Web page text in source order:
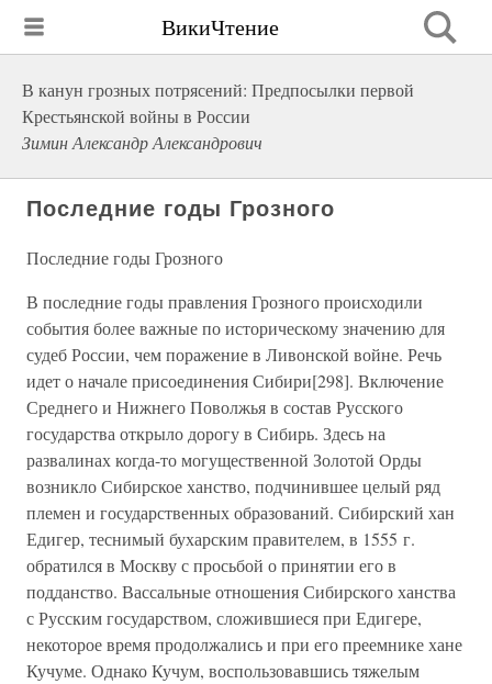
ВикиЧтение
В канун грозных потрясений: Предпосылки первой
Крестьянской войны в России
Зимин Александр Александрович
Последние годы Грозного
Последние годы Грозного
В последние годы правления Грозного происходили
события более важные по историческому значению для
судеб России, чем поражение в Ливонской войне. Речь
идет о начале присоединения Сибири[298]. Включение
Среднего и Нижнего Поволжья в состав Русского
государства открыло дорогу в Сибирь. Здесь на
развалинах когда-то могущественной Золотой Орды
возникло Сибирское ханство, подчинившее целый ряд
племен и государственных образований. Сибирский хан
Едигер, теснимый бухарским правителем, в 1555 г.
обратился в Москву с просьбой о принятии его в
подданство. Вассальные отношения Сибирского ханства
с Русским государством, сложившиеся при Едигере,
некоторое время продолжались и при его преемнике хане
Кучуме. Однако Кучум, воспользовавшись тяжелым